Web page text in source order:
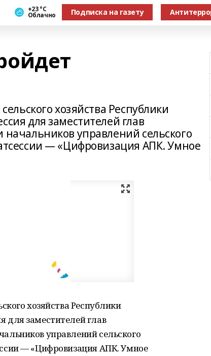
+23 °С
Облачно Подписка на газету
хозяйства Республики
для заместителей глав
управлений сельского
— «Цифровизация АПК. Умное
хозяйства Республики
для заместителей глав
управлений сельского
— «Цифровизация АПК. Умное